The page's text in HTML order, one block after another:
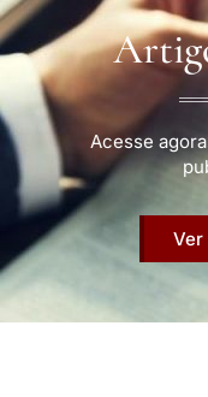
Acesse
Ver